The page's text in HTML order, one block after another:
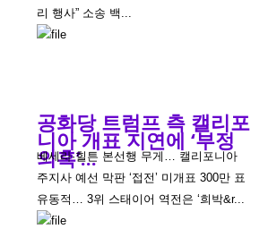
리 행사” 소송 백...
공화당 트럼프 측 캘리포
니아 개표 지연에 ‘부정
의혹’...
베세라·힐튼 본선행 무게… 캘리포니아
주지사 예선 막판 ‘접전’ 미개표 300만 표
유동적… 3위 스태이어 역전은 ‘희박&r...